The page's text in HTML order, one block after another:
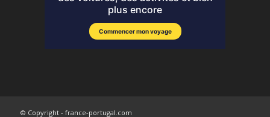
© Copyright - france-portugal.com